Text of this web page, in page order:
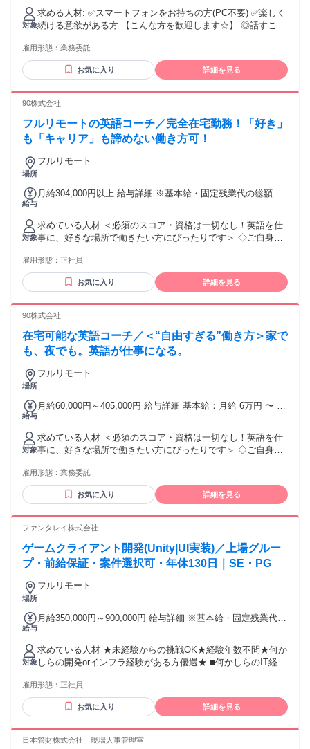
応じてステップアップ可能 《報酬例》 ◆学生（週3日・1日3
時間） ⏩月4～5万円前後 ◆主婦（週5日・1日4時間） ⏩月10
万円前後 ◆本業配信者（1日6時間以上） ⏩月30万円以上も可
能！ ※給与に関しては、 株式会社ライブナウVより支給しま
対象
求める人材: ✅スマートフォンをお持ちの方(PC不要) ✅楽しく
続ける意欲がある方 【こんな方を歓迎します☆】 ◎話すこと
得たい方 ◎副業・Wワークを探している方
｡.ꕤ‿ꕤ.｡｡.ꕤ‿ꕤ.｡｡.ꕤ‿ꕤ.｡｡.ꕤ‿ꕤ.｡｡.ꕤ‿ꕤ.｡ ☘フリーター
OK ☘主婦・主夫OK ☘大学生OK ☘副業・WワークOK ☘学
ジしたい」 応募理由はそれだけでOK♪ どうぞお気軽にご応募
雇用形態： 業務委託
お気に入り 詳細を見る
90株式会社
フルリモートの英語コーチ／完全在宅勤務！「好き」
も「キャリア」も諦めない働き方可！
場所
フルリモート
給与
月給304,000円以上 給与詳細 ※基本給・固定残業代の総額 基
1409円（固定残業時間：1ヶ月あたり10時間） 固定残業時間
を超えた勤務時間については別途残業代を支給する 【一律手
当】 全員に一律で支払われる通勤・皆勤・家族手当金額：な
し 全員に一律で支払われるその他手当金額：なし ※スキル等
対象
求めている人材 ＜必須のスコア・資格は一切なし！英語を仕
事に、好きな場所で働きたい方にぴったりです＞ ◇ご自身の
＞ ・TOEIC 860点以上 ・英検 準1級以上 ・TOEFL 72以上 ・
IELTS 5.5以上 ※スコアの提出は必須ではありません。英語力
は選考時に確認させていただきます。 【こういった方からの
ンクがあるが、再び英語を使う仕事がしたい方 ・場所や時間
悩みを聞いたり、励ましたりするのが好きな方 ◇語学学習で
壁を感じた経験があり、工夫して乗り越えてきた方 ◇海外で
雇用形態： 正社員
お気に入り 詳細を見る
90株式会社
在宅可能な英語コーチ／＜“自由すぎる”働き方＞家で
も、夜でも。英語が仕事になる。
場所
フルリモート
給与
月給60,000円～405,000円 給与詳細 基本給：月給 6万円 〜 40
家族手当金額：なし 全員に一律で支払われるその他手当金
額：なし 60,000円〜405,000円(税抜)／月 ※生徒1名につき、
20,000円(税抜)／月 担当生徒数：3〜15名 ※ご希望に応じて調
整可能です。 将来的には5〜15名程度を安定的に受け持って
満たすと報酬が上がります。
対象
求めている人材 ＜必須のスコア・資格は一切なし！英語を仕
事に、好きな場所で働きたい方にぴったりです＞ ◇ご自身の
＞ ・TOEIC 860点以上 ・英検 準1級以上 ・TOEFL 72以上 ・
IELTS 5.5以上 ※スコアの提出は必須ではありません。英語力
は選考時に確認させていただきます。 【こういった方からの
したい方 ・場所や時間に縛られずに働きたい方 ・朝（6:00〜
ニーズが特に高いため） ※昼間の時間帯のみで稼働可能な方
も歓迎します ＜こんな方にぴったりです＞ ◇人の悩みを聞い
経験があり、工夫して乗り越えてきた方 ◇海外での留学や就
雇用形態： 業務委託
お気に入り 詳細を見る
ファンタレイ株式会社
ゲームクライアント開発(Unity|UI実装)／上場グルー
プ・前給保証・案件選択可・年休130日｜SE・PG
場所
フルリモート
給与
月給350,000円～900,000円 給与詳細 ※基本給・固定残業代の
あり 1ヶ月あたり6万2000円 〜 21万4300円（固定残業時間：
1ヶ月あたり30時間） 固定残業時間を超えた勤務時間につい
ては別途残業代を支給する 【一律手当】 全員に一律で支払わ
れる通勤・皆勤・家族手当金額：なし 全員に一律で支払われ
給46万円（諸手当含めず）※前職から月給16万円アップ エン
ジニア：入社1年目 経験1年 月給34万円（諸手当含めず）※前
職から月給10万円アップ ★経験・能力を考慮の上、決定 ★前
職給与を100％保証 ★案件内容の開示・明確な評価制度 【手
対象
求めている人材 ★未経験からの挑戦OK★経験年数不問★何か
しらの開発orインフラ経験がある方優遇★ ■何かしらのIT経験
OK！ ■未経験から挑戦も大歓迎です◎ 【具体的には】 20
代・30代の若手から、40代・50代のミドル層まで 幅広い年代
の方たちが活躍しています。 今回の採用は年齢・学歴関係な
卒歓迎 ♯キャリア・スキルチェンジ歓迎 ↓こんな方にピッタリ
雇用形態： 正社員
お気に入り 詳細を見る
日本管財株式会社 現場人事管理室